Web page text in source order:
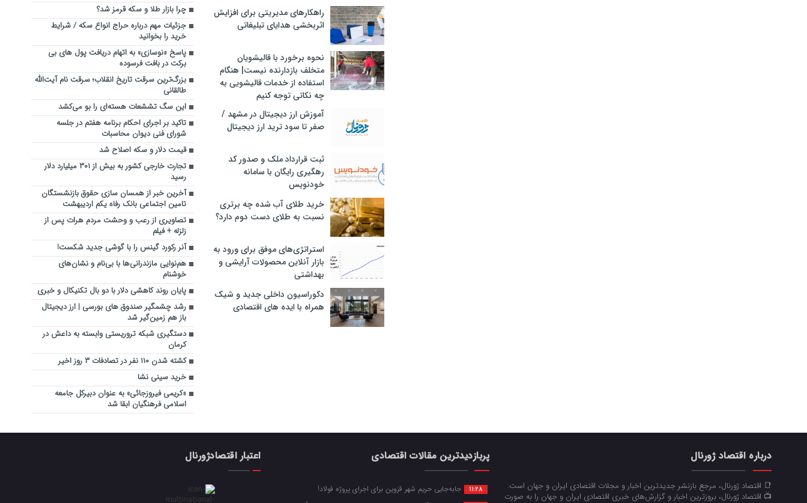
راهکارهای مدیریتی برای افزایش
اثربخشی هدایای تبلیغاتی
نحوه برخورد با قالیشویان
متخلف بازدارنده نیست| هنگام
استفاده از خدمات قالیشویی به
چه نکاتی توجه کنیم
آموزش ارز دیجیتال در مشهد /
صفر تا سود ترید ارز دیجیتال
ثبت قرارداد ملک و صدور کد
رهگیری رایگان با سامانه
خودنویس
خرید طلای آب شده چه برتری
نسبت به طلای دست دوم دارد؟
استراتژی‌های موفق برای ورود به
بازار آنلاین محصولات آرایشی و
بهداشتی
دکوراسیون داخلی جدید و شیک
همراه با ایده های اقتصادی
چرا بازار طلا و سکه قرمز شد؟
جزئیات مهم درباره حراج انواع سکه / شرایط
خرید را بخوانید
پاسخ «نوسازی» به اتهام دریافت پول های بی
برکت در بافت فرسوده
بزرگ‌ترین سرقت تاریخ انقلاب؛ سرقت نام آیت‌الله
طالقانی
این سگ تششعات هسته‌ای را بو می‌کشد
تاکید بر اجرای احکام برنامه هفتم در جلسه
شورای فنی دیوان محاسبات
قیمت دلار و سکه اصلاح شد
تجارت خارجی کشور به بیش از ۳۰۱ میلیارد دلار
رسید
آخرین خبر از همسان سازی حقوق بازنشستگان
تامین اجتماعی بانک رفاه یکم اردیبهشت
تصاویری از رعب و وحشت مردم هرات پس از
زلزله + فیلم
آنر رکورد گینس را با گوشی جدید شکست!
هم‌نوایی مازندرانی‌ها ‌با بی‌نام و نشان‌های
خوشنام‌
پایان روند کاهشی دلار با دو بال تکنیکال و خبری
رشد چشمگیر صندوق‌ های بورسی | ارز دیجیتال
باز هم زمین‌گیر شد
دستگیری شبکه تروریستی وابسته به داعش در
کرمان
کشته شدن ۱۱۰ نفر در تصادفات ۳ روز اخیر
خرید سینی نشا
«کریمی فیروزجائی» به عنوان دبیرکل جامعه
اسلامی فرهنگیان ابقا شد
درباره اقتصاد ژورنال
📑 اقتصاد ژورنال، مرجع بازنشر جدیدترین اخبار و مجلات اقتصادی ایران و جهان است.
📺 اقتصاد ژورنال، بروزترین اخبار و گزارش‌های خبری اقتصادی ایران و جهان را به صورت
پربازدیدترین مقالات اقتصادی
11:28 جابه‌جایی حریم شهر قزوین برای اجرای پروژه فولاد!
اعتبار اقتصادژورنال